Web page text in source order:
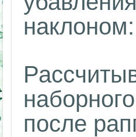
наклоном:
после